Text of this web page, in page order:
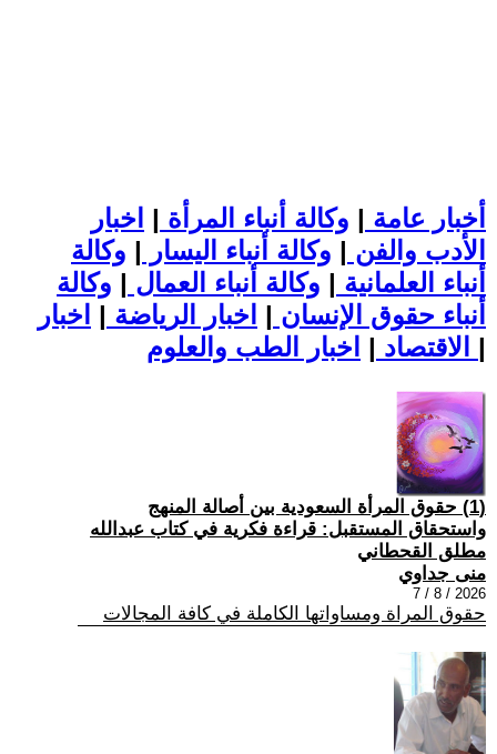
أخبار عامة | وكالة أنباء المرأة | اخبار
الأدب والفن | وكالة أنباء اليسار | وكالة
أنباء العلمانية | وكالة أنباء العمال | وكالة
أنباء حقوق الإنسان | اخبار الرياضة | اخبار
الاقتصاد | |
(1) حقوق المرأة السعودية بين أصالة المنهج
واستحقاق المستقبل: قراءة فكرية في كتاب عبدالله
مطلق القحطاني
منى جداوي
2026 / 8 / 7
حقوق المراة ومساواتها الكاملة في كافة المجالات